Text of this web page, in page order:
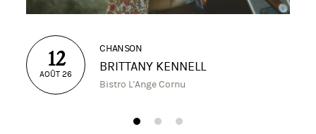
12
AOÛT 26
CHANSON
BRITTANY KENNELL
Bistro L'Ange Cornu